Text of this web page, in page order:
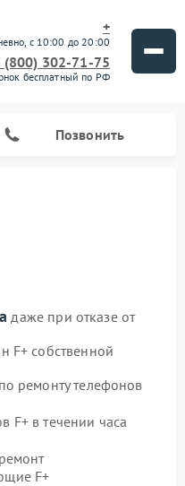
+
с 10:00 до 20:00
(800) 302-71-75
бесплатный по РФ
Позвонить
даже при отказе от
F+ собственной
ремонту телефонов
F+ в течении часа
F+